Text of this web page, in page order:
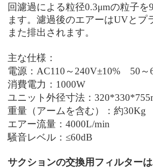
回濾過による粒径0.3μmの粒子を
ます。濾過後のエアーはUVとプ
また排出されます。
主な仕様：
電源： AC110 ～ 240V±10% 50 ～
消費電力： 1000W
ユニット外径寸法：
重量（アームを含む）：約30Kg
エアー流量： 4000L/min
騒音レベル： ≤60dB
サクションの交換用フィルター